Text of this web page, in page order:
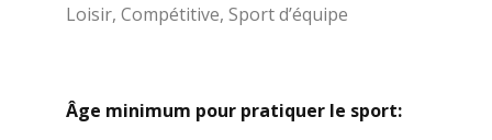
Loisir, Compétitive, Sport d’équipe
Âge minimum pour pratiquer le sport: